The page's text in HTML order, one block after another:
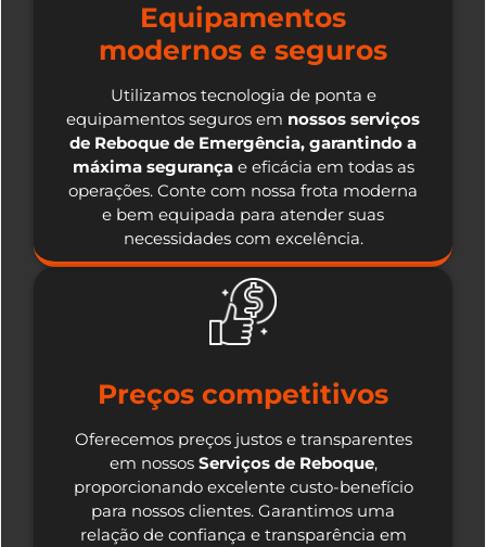
Equipamentos
modernos e seguros
Utilizamos tecnologia de ponta e
equipamentos seguros em nossos serviços
de Reboque de Emergência, garantindo a
máxima segurançae eficácia em todas as
operações. Conte com nossa frota moderna
e bem equipada para atender suas
necessidades com excelência.
Preços competitivos
Oferecemos preços justos e transparentes
em nossos Serviços de Reboque,
proporcionando excelente custo-benefício
para nossos clientes. Garantimos uma
relação de confiança e transparência em